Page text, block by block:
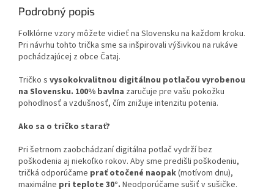
Podrobný popis
Folklórne vzory môžete vidieť na Slovensku na každom kroku.
Pri návrhu tohto trička sme sa inšpirovali výšivkou na rukáve
pochádzajúcej z obce Čataj.
Tričko s vysokokvalitnou digitálnou potlačou vyrobenou
na Slovensku. 100% bavlna zaručuje pre vašu pokožku
pohodlnosť a vzdušnosť, čím znižuje intenzitu potenia.
Ako sa o tričko starať?
Pri šetrnom zaobchádzaní digitálna potlač vydrží bez
poškodenia aj niekoľko rokov. Aby sme predišli poškodeniu,
tričká odporúčame prať otočené naopak(motívom dnu),
maximálne pri teplote 30°. Neodporúčame sušiť v sušičke.